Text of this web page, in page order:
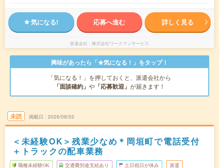
気になる! 応募へ進む 詳しく見る
派遣会社 株式会社ワークマンサービス
興味があったら「★気になる！」をタップ！
「気になる！」を押しておくと、派遣会社から
「面談確約」 や 「応募歓迎」 が届きます！
未読 掲載日 2026/08/02
＜未経験OK＞残業少なめ＊岡垣町で電話受付
＋トラックの配車業務
職種未経験OK 交通費別途支給あり 土日祝日が休み 派遣